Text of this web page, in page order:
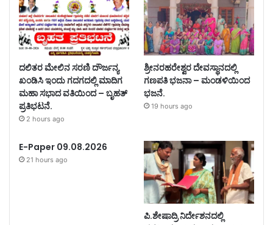
ದಲಿತರ ಮೇಲಿನ ಸರಣಿ ದೌರ್ಜನ್ಯ
ಖಂಡಿಸಿ ಇಂದು ಗದಗದಲ್ಲಿ ಮಾದಿಗ
ಮಹಾ ಸಭಾದ ವತಿಯಿಂದ – ಬೃಹತ್
ಪ್ರತಿಭಟನೆ.
2 hours ago
ಶ್ರೀನರಹರೇಶ್ವರ ದೇವಸ್ಥಾನದಲ್ಲಿ
ಗಣಪತಿ ಭಜನಾ – ಮಂಡಳಿಯಿಂದ
ಭಜನೆ.
19 hours ago
E-Paper 09.08.2026
21 hours ago
ಪಿ.ಶೇಷಾದ್ರಿ ನಿರ್ದೇಶನದಲ್ಲಿ